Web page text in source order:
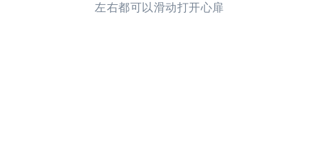
左右都可以滑动打开心扉